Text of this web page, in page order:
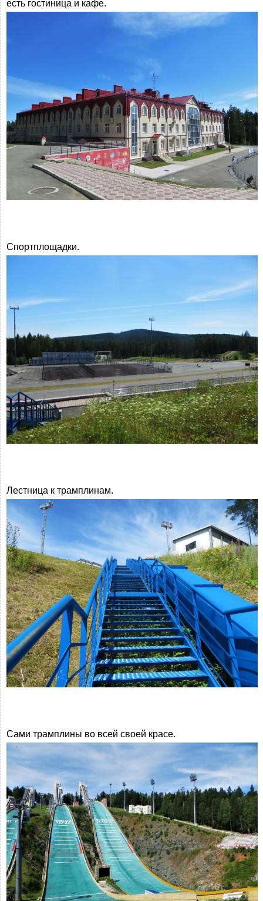
есть гостиница и кафе.
Спортплощадки.
Лестница к трамплинам.
Сами трамплины во всей своей красе.